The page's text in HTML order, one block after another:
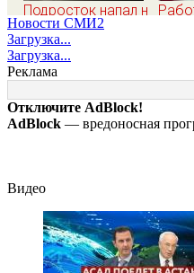
Подросток напал на
десятилетнюю
девочку,
ворвавшись в
квартиру
Новости СМИ2
Загрузка...
Загрузка...
Реклама
Отключите AdBlock!
AdBlock — вредоносная
Видео